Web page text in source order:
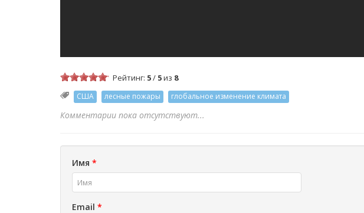
Рейтинг: 5/ 5из 8
США лесные пожары глобальное изменение климата
Комментарии пока отсутствуют...
Имя *
Email *